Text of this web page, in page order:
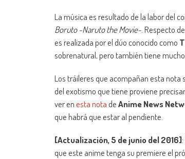
La música es resultado de la labor del
Boruto -Naruto the Movie-. Respecto
es realizada por el dúo conocido como
sobrenatural, pero también tiene
Los tráileres que acompañan esta nota
del exotismo que tiene proviene
ver enesta notadeAnime News
que habrá que estar al pendiente.
[Actualización, 5 de junio del 2016]:
que este anime tenga su premiere el